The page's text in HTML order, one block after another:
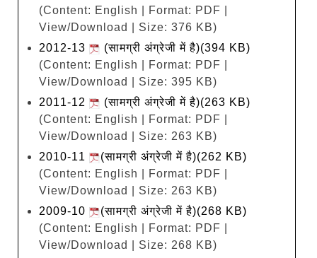
(Content: English | Format: PDF |
View/Download | Size: 376 KB)
2012-13
(सामग्री अंग्रेजी में है)(394 KB)
(Content: English | Format: PDF |
View/Download | Size: 395 KB)
2011-12
(सामग्री अंग्रेजी में है)(263 KB)
(Content: English | Format: PDF |
View/Download | Size: 263 KB)
2010-11
(सामग्री अंग्रेजी में है)(262 KB)
(Content: English | Format: PDF |
View/Download | Size: 263 KB)
2009-10
(सामग्री अंग्रेजी में है)(268 KB)
(Content: English | Format: PDF |
View/Download | Size: 268 KB)